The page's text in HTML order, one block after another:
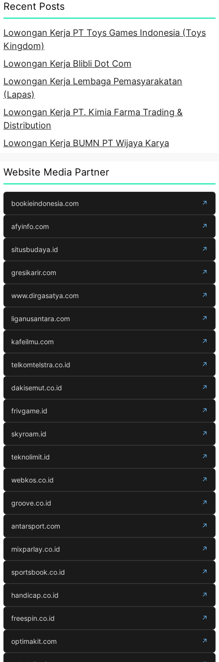
Recent Posts
Lowongan Kerja PT Toys Games Indonesia (Toys
Kingdom)
Lowongan Kerja Blibli Dot Com
Lowongan Kerja Lembaga Pemasyarakatan
(Lapas)
Lowongan Kerja PT. Kimia Farma Trading &
Distribution
Lowongan Kerja BUMN PT Wijaya Karya
Website Media Partner
bookieindonesia.com ↗
afyinfo.com ↗
situsbudaya.id ↗
gresikarir.com ↗
www.dirgasatya.com ↗
liganusantara.com ↗
kafeilmu.com ↗
telkomtelstra.co.id ↗
dakisemut.co.id ↗
frivgame.id ↗
skyroam.id ↗
teknolimit.id ↗
webkos.co.id ↗
groove.co.id ↗
antarsport.com ↗
mixparlay.co.id ↗
sportsbook.co.id ↗
handicap.co.id ↗
freespin.co.id ↗
optimakit.com ↗